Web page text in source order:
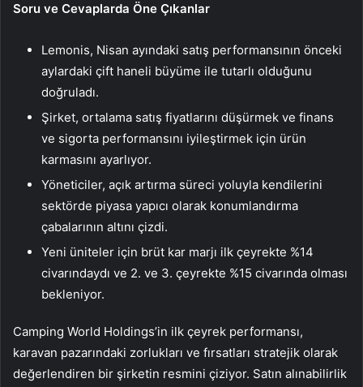
Soru ve Cevaplarda Öne Çıkanlar
Lemonis, Nisan ayındaki satış performansının önceki
aylardaki çift haneli büyüme ile tutarlı olduğunu
doğruladı.
Şirket, ortalama satış fiyatlarını düşürmek ve finans
ve sigorta performansını iyileştirmek için ürün
karmasını ayarlıyor.
Yöneticiler, açık artırma süreci yoluyla kendilerini
sektörde piyasa yapıcı olarak konumlandırma
çabalarının altını çizdi.
Yeni üniteler için brüt kar marjı ilk çeyrekte %14
civarındaydı ve 2. ve 3. çeyrekte %15 civarında olması
bekleniyor.
Camping World Holdings’in ilk çeyrek performansı,
karavan pazarındaki zorlukları ve fırsatları stratejik olarak
değerlendiren bir şirketin resmini çiziyor. Satın alınabilirlik